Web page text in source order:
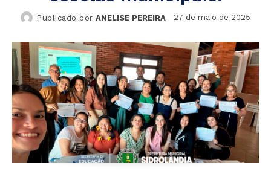
Publicado por ANELISE PEREIRA 27 de maio de 2025